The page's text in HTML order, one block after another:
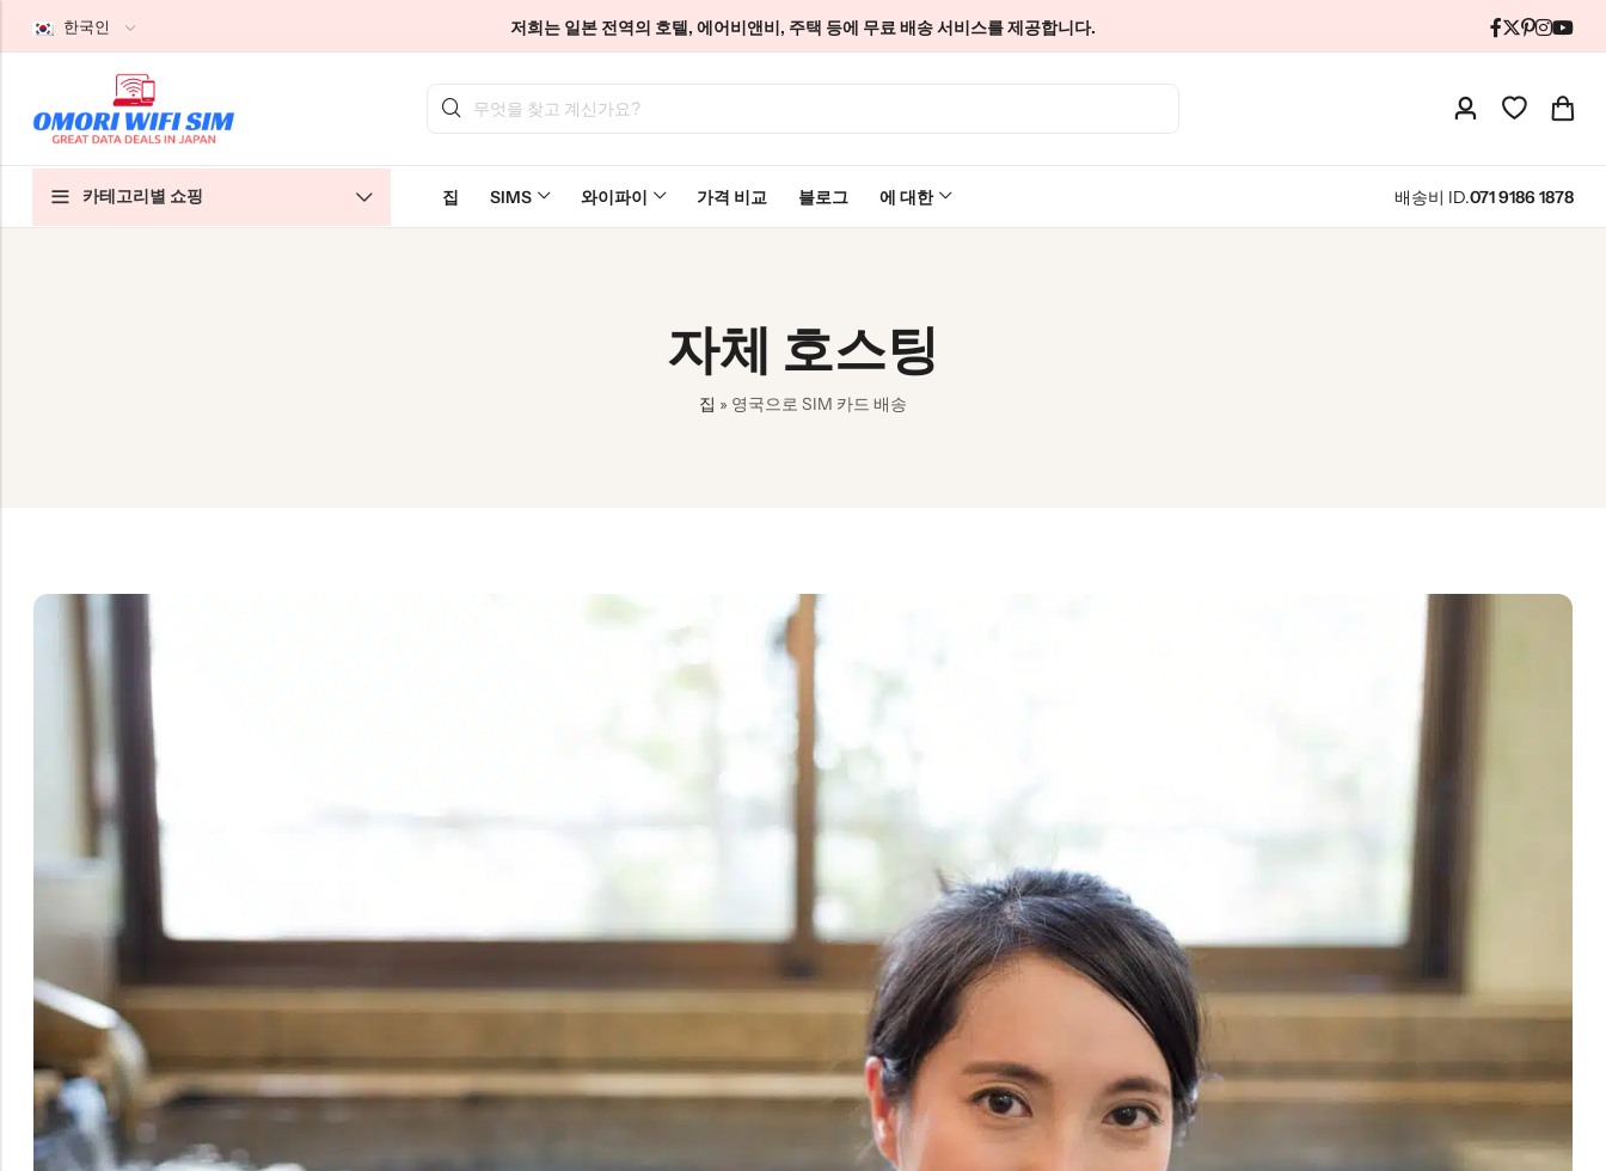
한국인 저희는 일본 전역의 호텔, 에어비앤비, 주택 등에 무료 배송 서비스를 제공합니다.
카테고리별 쇼핑 집 SIMS 와이파이 가격 비교 블로그 에 대한 배송비 ID.071 9186 1878
자체 호스팅
집 » 영국으로 SIM 카드 배송
기본 스타일
일본 관광객 SIM
기본 스타일
홈 WiFi 무제한
기본 스타일
회사 소개